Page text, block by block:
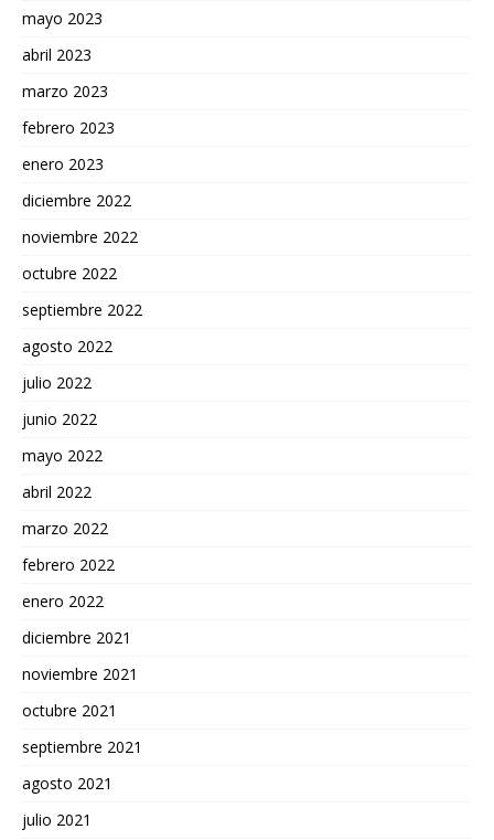
mayo 2023
abril 2023
marzo 2023
febrero 2023
enero 2023
diciembre 2022
noviembre 2022
octubre 2022
septiembre 2022
agosto 2022
julio 2022
junio 2022
mayo 2022
abril 2022
marzo 2022
febrero 2022
enero 2022
diciembre 2021
noviembre 2021
octubre 2021
septiembre 2021
agosto 2021
julio 2021